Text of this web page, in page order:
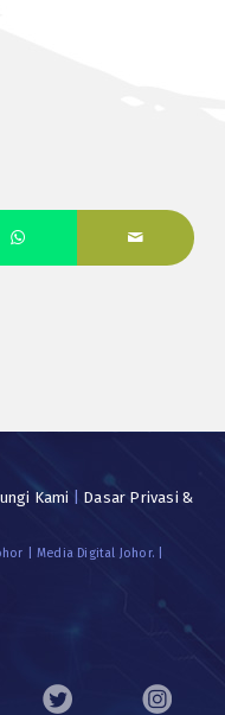
Kami
Dasar Privasi &
| Media Digital Johor. |